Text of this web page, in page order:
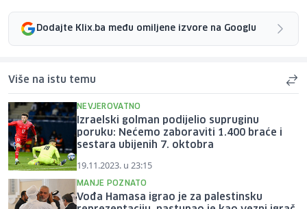
Dodajte Klix.ba među omiljene izvore na Googlu
Više na istu temu
NEVJEROVATNO
Izraelski golman podijelio supruginu
poruku: Nećemo zaboraviti 1.400 braće i
sestara ubijenih 7. oktobra
19.11.2023. u 23:15
MANJE POZNATO
Vođa Hamasa igrao je za palestinsku